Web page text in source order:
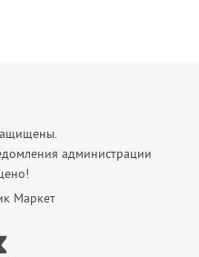
администрации
Маркет